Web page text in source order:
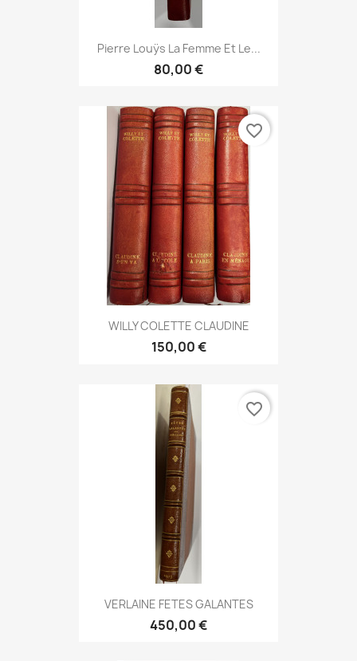
Pierre Louÿs La Femme Et Le...
80,00 €
WILLY COLETTE CLAUDINE
150,00 €
favorite_border
VERLAINE FETES GALANTES
450,00 €
favorite_border